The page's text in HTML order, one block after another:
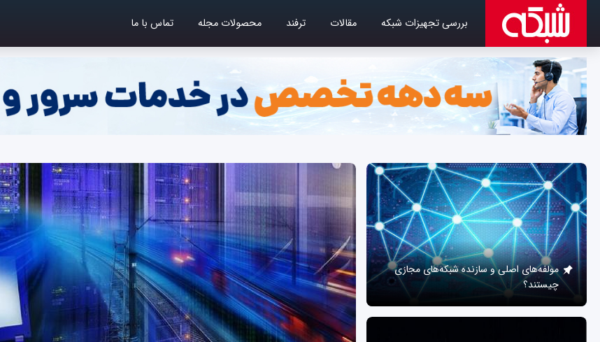
بررسی تجهیزات شبکه مقالات ترفند محصولات مجله تماس با ما
مولفه‌های اصلی و سازنده شبکه‌های مجازی
چیستند؟